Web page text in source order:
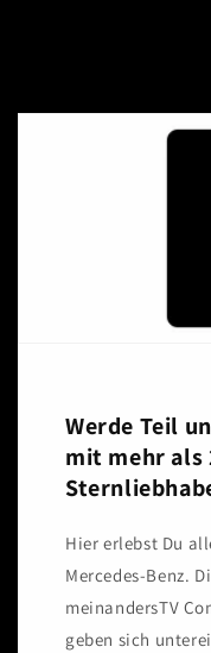
Werde Teil
mit mehr als
Hier erlebst Du
Mercedes-Benz.
meinandersTV
geben sich